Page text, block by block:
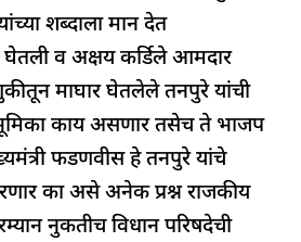
शब्दाला मान देत
व अक्षय कर्डिले आमदार
माघार घेतलेले तनपुरे यांची
काय असणार तसेच ते भाजप
फडणवीस हे तनपुरे यांचे
का असे अनेक प्रश्न राजकीय
नुकतीच विधान परिषदेची